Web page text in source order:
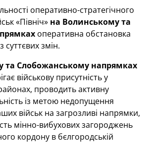
оперативно-стратегічного
«Північ» на Волинському та
оперативна обстановка
суттєвих змін.
та Слобожанському напрямках
військову присутність у
проводить активну
із метою недопущення
військ на загрозливі напрямки,
мінно-вибухових загороджень
кордону в бєлгородській